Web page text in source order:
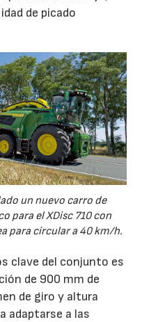
de picado
un nuevo carro de
para el XDisc 710 con
para circular a 40 km/h.
clave del conjunto es
de 900 mm de
de giro y altura
adaptarse a las